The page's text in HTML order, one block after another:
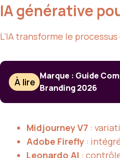
IA générative
L’IA transforme le
À lire
Marque : Guide
Branding 2026
Midjourney V7 :
Adobe Firefly :
Leonardo AI :